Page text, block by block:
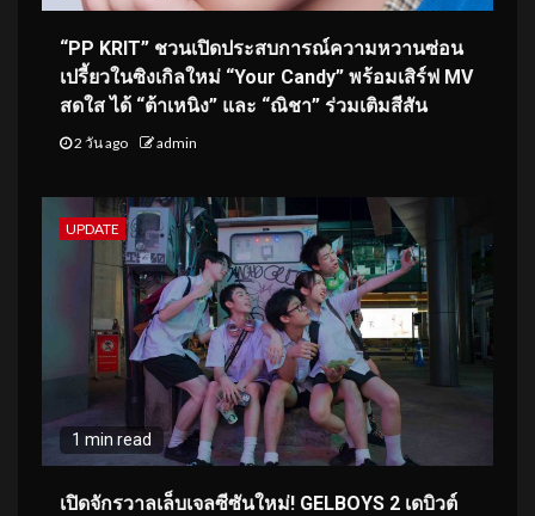
“PP KRIT” ชวนเปิดประสบการณ์ความหวานซ่อน
เปรี้ยวในซิงเกิลใหม่ “Your Candy” พร้อมเสิร์ฟ MV
สดใส ได้ “ต้าเหนิง” และ “ณิชา” ร่วมเติมสีสัน
2 วัน ago admin
UPDATE
1 min read
เปิดจักรวาลเล็บเจลซีซันใหม่! GELBOYS 2 เดบิวต์